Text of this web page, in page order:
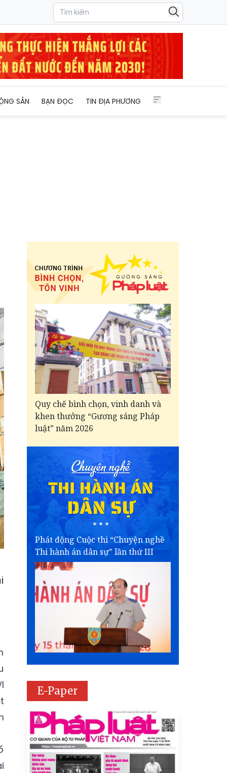
SẢN BẠN ĐỌC TIN ĐỊA PHƯƠNG
Quy chế bình chọn, vinh danh và
khen thưởng “Gương sáng Pháp
luật” năm 2026
Phát động Cuộc thi “Chuyện nghề
Thi hành án dân sự” lần thứ III
E-Paper